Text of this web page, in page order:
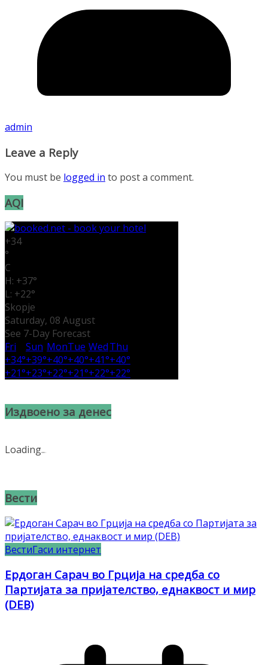
admin
Leave a Reply
You must be logged in to post a comment.
AQI
+34
°
C
H: +37°
L: +22°
Skopje
Saturday, 08 August
See 7-Day Forecast
Fri
Sun MonTue WedThu
+34°+39°+40°+40°+41°+40°
+21°+23°+22°+21°+22°+22°
Издвоено за денес
Loading...
Вести
ВестиГаси интернет
Ердоган Сарач во Грција на средба со
Партијата за пријателство, еднаквост и мир
(DEB)